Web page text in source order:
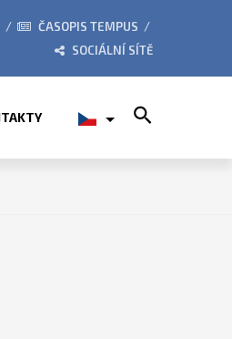
ZE ŽIVOTA ŠKOLY
ČASOPIS TEMPUS
SOCIÁLNÍ SÍTĚ